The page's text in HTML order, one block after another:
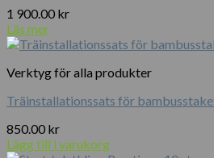
mängd
1 900.00 kr
Läs mer
Verktyg för alla produkter
Träinstallationssats för
850.00 kr
Lägg till i varukorg